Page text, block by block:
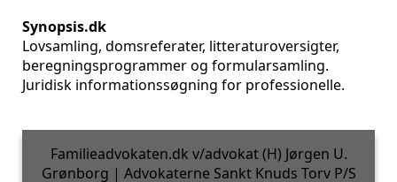
Synopsis.dk
Lovsamling, domsreferater, litteraturoversigter,
beregningsprogrammer og formularsamling.
Juridisk informationssøgning for professionelle.
Familieadvokaten.dk v/advokat (H) Jørgen U.
Grønborg | Advokaterne Sankt Knuds Torv P/S